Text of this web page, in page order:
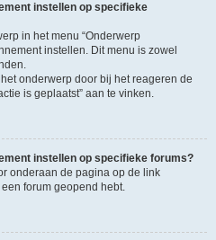
instellen op specifieke
in het menu “Onderwerp
instellen. Dit menu is zowel
onderwerp door bij het reageren de
is geplaatst” aan te vinken.
instellen op specifieke forums?
onderaan de pagina op de link
forum geopend hebt.